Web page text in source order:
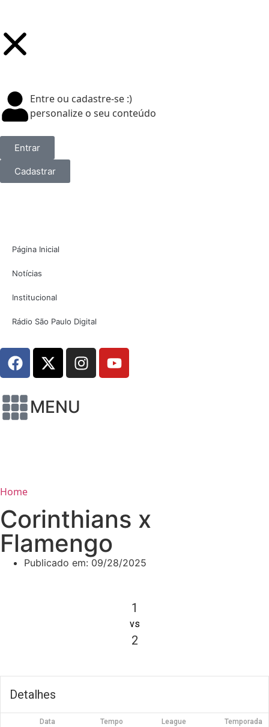
Entre ou cadastre-se :)
personalize o seu conteúdo
Entrar
Cadastrar
Página Inicial
Notícias
Institucional
Rádio São Paulo Digital
MENU
Home
Corinthians x
Flamengo
Publicado em: 09/28/2025
1
vs
2
Detalhes
Data Tempo League Temporada